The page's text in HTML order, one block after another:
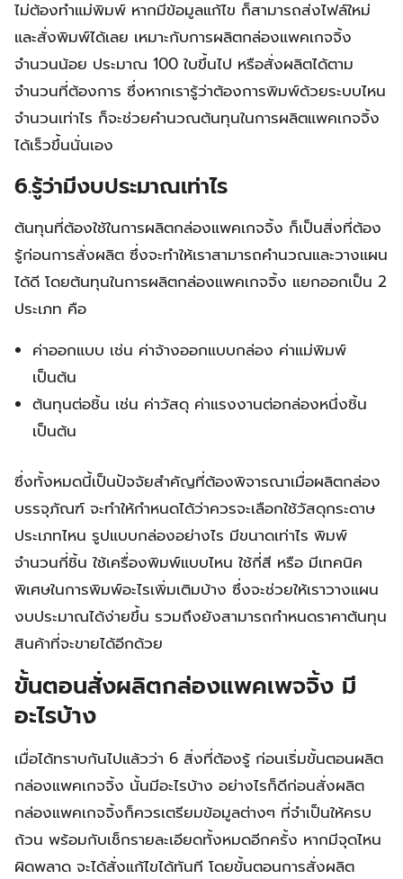
ไม่ต้องทำแม่พิมพ์ หากมีข้อมูลแก้ไข ก็สามารถส่งไฟล์ใหม่
และสั่งพิมพ์ได้เลย เหมาะกับการผลิตกล่องแพคเกจจิ้ง
จำนวนน้อย ประมาณ 100 ใบขึ้นไป หรือสั่งผลิตได้ตาม
จำนวนที่ต้องการ ซึ่งหากเรารู้ว่าต้องการพิมพ์ด้วยระบบไหน
จำนวนเท่าไร ก็จะช่วยคำนวณต้นทุนในการผลิตแพคเกจจิ้ง
ได้เร็วขึ้นนั่นเอง
6.รู้ว่ามีงบประมาณเท่าไร
ต้นทุนที่ต้องใช้ในการผลิตกล่องแพคเกจจิ้ง ก็เป็นสิ่งที่ต้อง
รู้ก่อนการสั่งผลิต ซึ่งจะทำให้เราสามารถคำนวณและวางแผน
ได้ดี โดยต้นทุนในการผลิตกล่องแพคเกจจิ้ง แยกออกเป็น 2
ประเภท คือ
ค่าออกแบบ เช่น ค่าจ้างออกแบบกล่อง ค่าแม่พิมพ์
เป็นต้น
ต้นทุนต่อชิ้น เช่น ค่าวัสดุ ค่าแรงงานต่อกล่องหนึ่งชิ้น
เป็นต้น
ซึ่งทั้งหมดนี้เป็นปัจจัยสำคัญที่ต้องพิจารณาเมื่อผลิตกล่อง
บรรจุภัณฑ์ จะทำให้กำหนดได้ว่าควรจะเลือกใช้วัสดุกระดาษ
ประเภทไหน รูปแบบกล่องอย่างไร มีขนาดเท่าไร พิมพ์
จำนวนกี่ชิ้น ใช้เครื่องพิมพ์แบบไหน ใช้กี่สี หรือ มีเทคนิค
พิเศษในการพิมพ์อะไรเพิ่มเติมบ้าง ซึ่งจะช่วยให้เราวางแผน
งบประมาณได้ง่ายขึ้น รวมถึงยังสามารถกำหนดราคาต้นทุน
สินค้าที่จะขายได้อีกด้วย
ขั้นตอนสั่งผลิตกล่องแพคเพจจิ้ง มี
อะไรบ้าง
เมื่อได้ทราบกันไปแล้วว่า 6 สิ่งที่ต้องรู้ ก่อนเริ่มขั้นตอนผลิต
กล่องแพคเกจจิ้ง นั้นมีอะไรบ้าง อย่างไรก็ดีก่อนสั่งผลิต
กล่องแพคเกจจิ้งก็ควรเตรียมข้อมูลต่างๆ ที่จำเป็นให้ครบ
ถ้วน พร้อมกับเช็กรายละเอียดทั้งหมดอีกครั้ง หากมีจุดไหน
ผิดพลาด จะได้สั่งแก้ไขได้ทันที โดยขั้นตอนการสั่งผลิต